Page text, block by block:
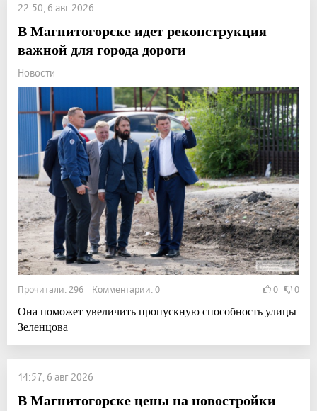
22:50, 6 авг 2026
В Магнитогорске идет реконструкция
важной для города дороги
Новости
Прочитали: 296 Комментарии: 0 0 0
Она поможет увеличить пропускную способность улицы
Зеленцова
14:57, 6 авг 2026
В Магнитогорске цены на новостройки